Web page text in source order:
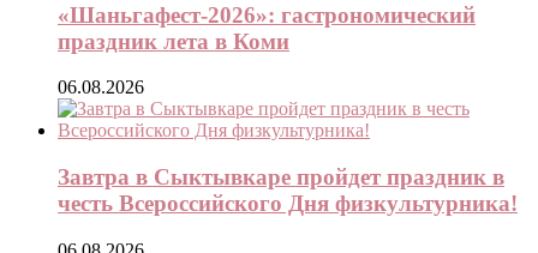
«Шаньгафест-2026»: гастрономический
праздник лета в Коми
06.08.2026
Завтра в Сыктывкаре пройдет праздник в
честь Всероссийского Дня физкультурника!